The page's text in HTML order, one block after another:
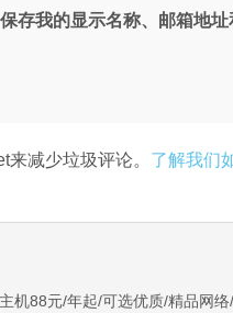
存我的显示名称、邮箱地
减少垃圾评论。 了解我们
机88元/年起/可选优质/精品网